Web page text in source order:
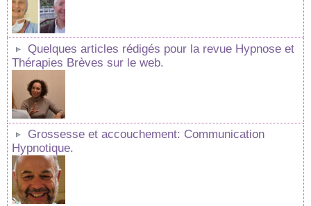
Quelques articles rédigés pour la revue Hypnose et
Thérapies Brèves sur le web.
Grossesse et accouchement: Communication
Hypnotique.